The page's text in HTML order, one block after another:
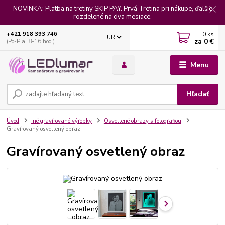
NOVINKA: Platba na tretiny SKIP PAY. Prvá Tretina pri nákupe, ďalšie
rozdelené na dva mesiace.
Menu
EUR
Hľadať
+421 918 393 746
(Po-Pia, 8-16 hod.)
0 ks
za 0 €
Úvod Iné gravírované výrobky
Osvetlené obrazy s fotografiou
Gravírovaný osvetlený obraz
Gravírovaný osvetlený obraz